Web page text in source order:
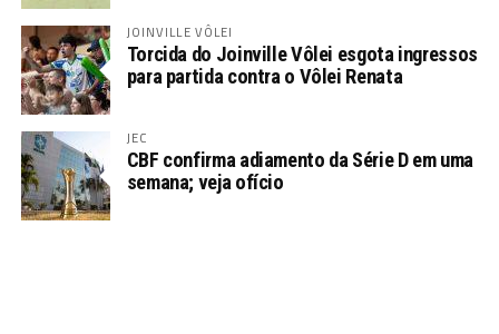
JOINVILLE VÔLEI
Torcida do Joinville Vôlei esgota ingressos
para partida contra o Vôlei Renata
JEC
CBF confirma adiamento da Série D em uma
semana; veja ofício